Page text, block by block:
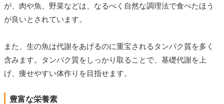
が、肉や魚、野菜などは、なるべく自然な調理法で食べたほう
が良いとされています。
また、生の魚は代謝をあげるのに重宝されるタンパク質を多く
含みます。タンパク質をしっかり取ることで、基礎代謝を上
げ、痩せやすい体作りを目指せます。
豊富な栄養素